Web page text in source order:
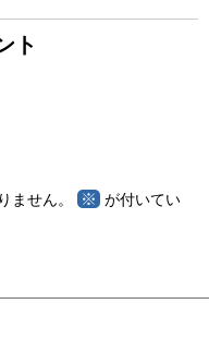
ト
ません。 ※ が付いてい